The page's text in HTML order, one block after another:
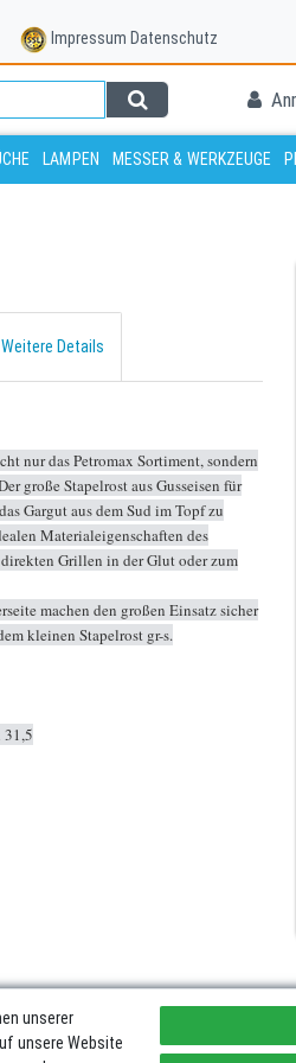
Impressum Datenschutz
LAMPEN MESSER & WERKZEUGE
Weitere Details
nur das Petromax Sortiment, sondern
große Stapelrost aus Gusseisen für
Gargut aus dem Sud im Topf zu
Materialeigenschaften des
Grillen in der Glut oder zum
machen den großen Einsatz sicher
kleinen Stapelrost gr-s.
unserer
unsere Website